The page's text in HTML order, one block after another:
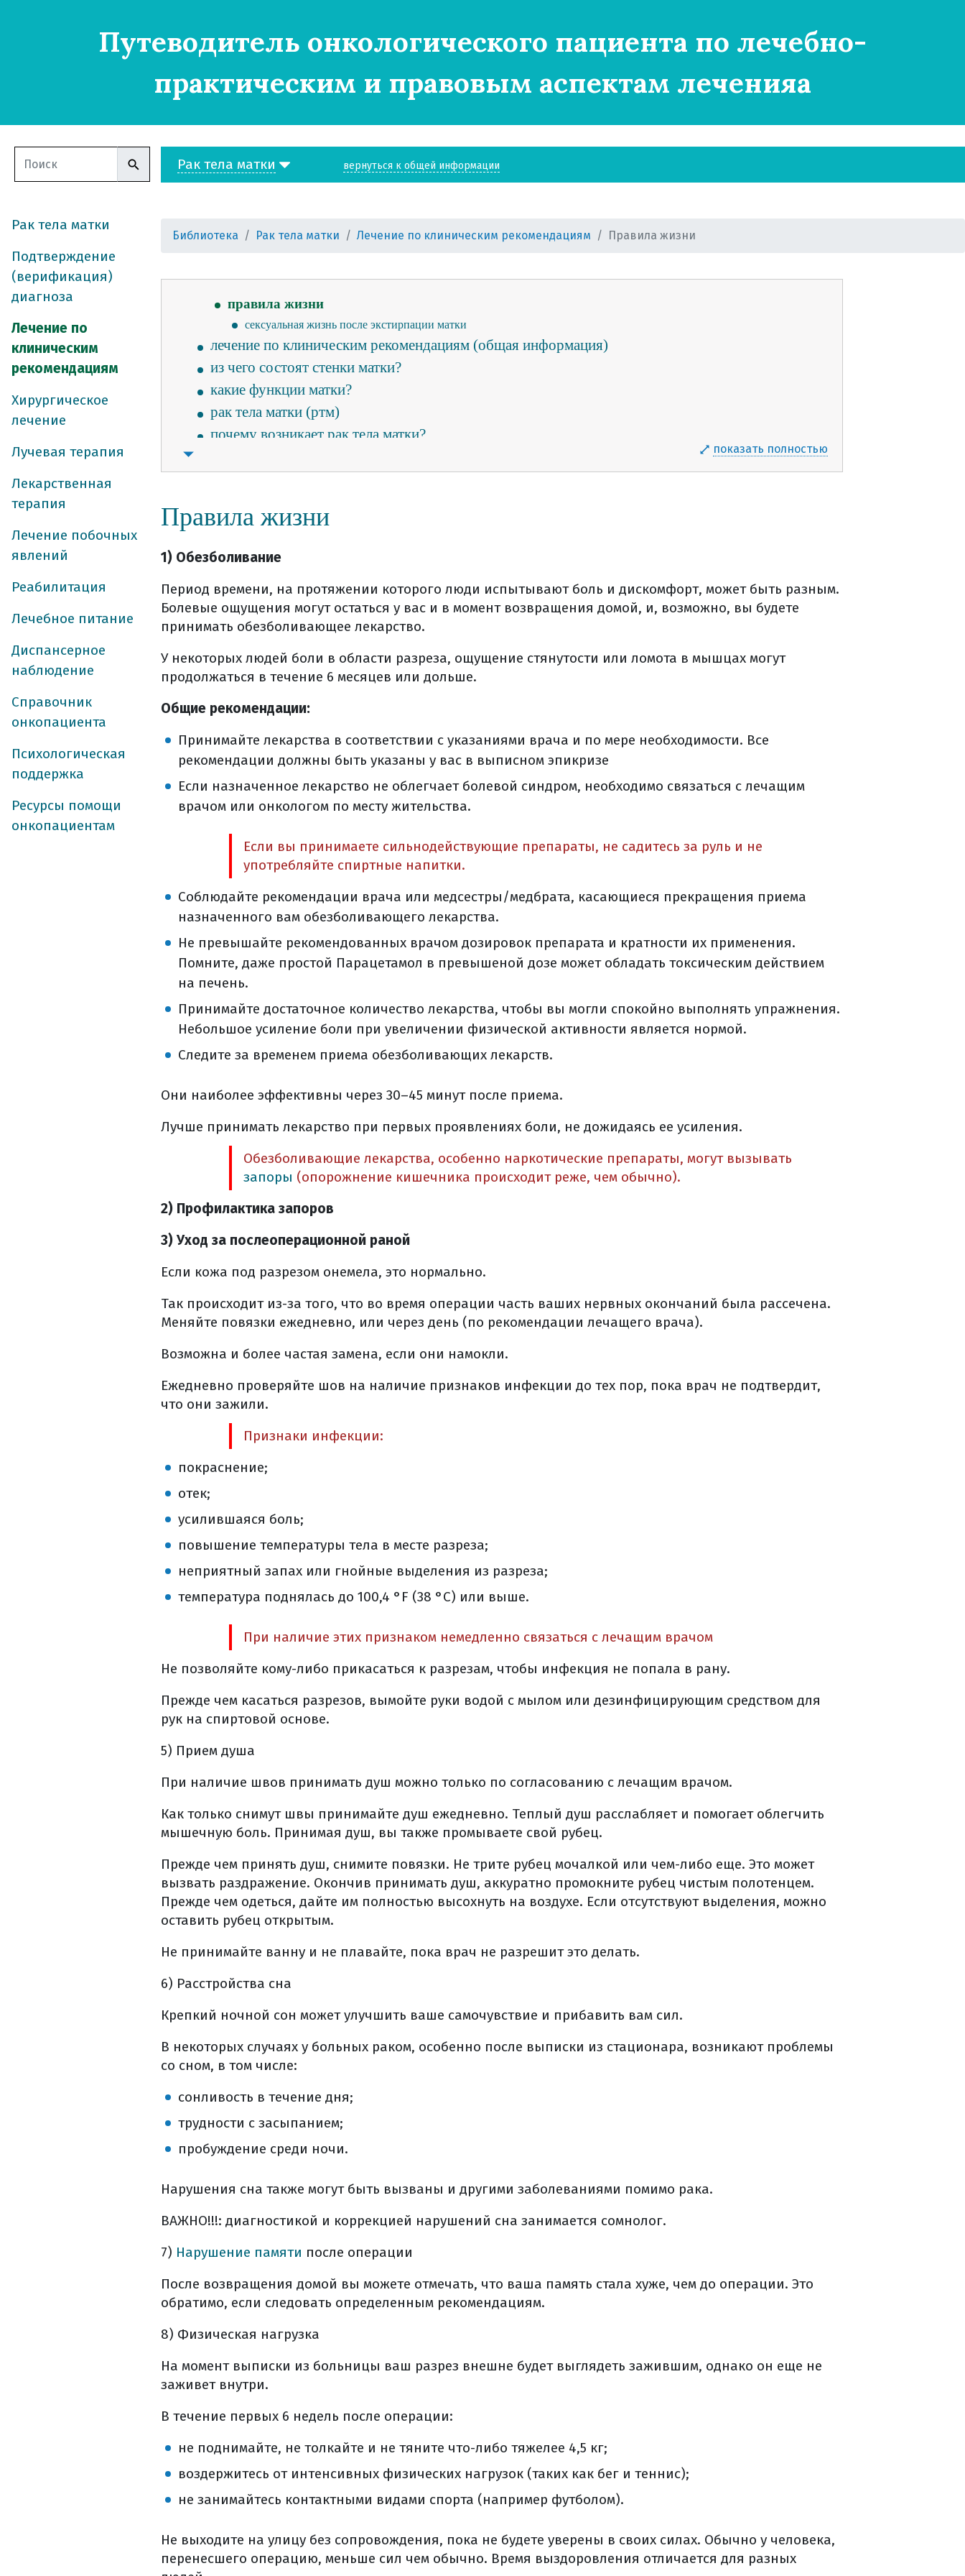
Путеводитель онкологического пациента по лечебно-
практическим и правовым аспектам леченияа
Рак тела матки
Подтверждение
(верификация)
диагноза
Лечение по
клиническим
рекомендациям
Хирургическое
лечение
Лучевая терапия
Лекарственная
терапия
Лечение побочных
явлений
Реабилитация
Лечебное питание
Диспансерное
наблюдение
Справочник
онкопациента
Психологическая
поддержка
Ресурсы помощи
онкопациентам
Рак тела матки вернуться к общей информации
Библиотека Рак тела матки Лечение по клиническим рекомендациям Правила жизни
рак тела матки
лечение по клиническим рекомендациям
правила жизни
сексуальная жизнь после экстирпации матки
лечение по клиническим рекомендациям (общая информация)
из чего состоят стенки матки?
какие функции матки?
рак тела матки (ртм)
почему возникает рак тела матки?
диагностка и верификация
как ртм метастазирует?
подтверждение (верификация) диагноза (общая информация)
этапы постановки диагноза
подозрение или выявление у больного онкологического заболевания
сбор данных
классификация опухоли и патоморфологическое заключение
молекулярно-генетическое тестирование: что это и зачем об этом нужно знать?
как получить свой морфологический материал?
где и как хранить дома гистологические стекла и блоки?
лечение рака тела матки
хирургическое лечение рака тела матки
лапароскопическая экстирпация матки с придатками
какие существуют противопоказания к операции?
робот-ассистированная экстирпация матки
операции влагалищным доступом
открытая (лапаротомная) экстирпация матки с придатками
накануне операции
в день операции
в больничной палате
хирургическое лечение (общая информация)
виды хирургического лечения
за две недели до операции
что взять с собой в больницу?
накануне операции
в день операции
ранняя активация
в больничной палате
борьба с болью
уход за послеоперационной раной
физическая нагрузка
особенности питания
лечебное питание (общая информация)
потребление жидкости во время лечения
что можно и нужно есть
общие правила питания во время лечения
лучевая терапия рака тела матки
как проходит дистанционная лучевая терапия при ртм?
какие возможны нежелательные последствия лучевой терапии?
реабилитация на фоне лучевой терапии ртм
особенности химиотерапии при ртм
основные схемы в химиотерапии ртм
основные побочные эффекты химиопрепаратов, применяемых в лечении рака тела матки
лучевая терапия (общая информация)
дистанционная лучевая терапия
контактная лучевая терапия (брахитерапия)
3d конформная лучевая терапия
лучевая терапия, корректируемая по изображениям (igrt)
стереотаксическая радиохирургия (срх)
общие противопоказания к лучевой терапии
питание на фоне лучевой терапии
лечение побочных явлений
лечение побочных эффектов на фоне комбинированного лечения
лечение побочных явлений (общая информация)
реабилитация
другие методы реабилитации
симптоматическая терапия
диспансерное наблюдение при ртм
диспансерное наблюдение (общая информация)
показать полностью
Правила жизни
1) Обезболивание
Период времени, на протяжении которого люди испытывают боль и дискомфорт, может быть разным.
Болевые ощущения могут остаться у вас и в момент возвращения домой, и, возможно, вы будете
принимать обезболивающее лекарство.
У некоторых людей боли в области разреза, ощущение стянутости или ломота в мышцах могут
продолжаться в течение 6 месяцев или дольше.
Общие рекомендации:
Принимайте лекарства в соответствии с указаниями врача и по мере необходимости. Все
рекомендации должны быть указаны у вас в выписном эпикризе
Если назначенное лекарство не облегчает болевой синдром, необходимо связаться с лечащим
врачом или онкологом по месту жительства.
Если вы принимаете сильнодействующие препараты, не садитесь за руль и не
употребляйте спиртные напитки.
Соблюдайте рекомендации врача или медсестры/медбрата, касающиеся прекращения приема
назначенного вам обезболивающего лекарства.
Не превышайте рекомендованных врачом дозировок препарата и кратности их применения.
Помните, даже простой Парацетамол в превышеной дозе может обладать токсическим действием
на печень.
Принимайте достаточное количество лекарства, чтобы вы могли спокойно выполнять упражнения.
Небольшое усиление боли при увеличении физической активности является нормой.
Следите за временем приема обезболивающих лекарств.
Они наиболее эффективны через 30–45 минут после приема.
Лучше принимать лекарство при первых проявлениях боли, не дожидаясь ее усиления.
Обезболивающие лекарства, особенно наркотические препараты, могут вызывать
запоры (опорожнение кишечника происходит реже, чем обычно).
2) Профилактика запоров
3) Уход за послеоперационной раной
Если кожа под разрезом онемела, это нормально.
Так происходит из-за того, что во время операции часть ваших нервных окончаний была рассечена.
Меняйте повязки ежедневно, или через день (по рекомендации лечащего врача).
Возможна и более частая замена, если они намокли.
Ежедневно проверяйте шов на наличие признаков инфекции до тех пор, пока врач не подтвердит,
что они зажили.
Признаки инфекции:
покраснение;
отек;
усилившаяся боль;
повышение температуры тела в месте разреза;
неприятный запах или гнойные выделения из разреза;
температура поднялась до 100,4 °F (38 °C) или выше.
При наличие этих признаком немедленно связаться с лечащим врачом
Не позволяйте кому-либо прикасаться к разрезам, чтобы инфекция не попала в рану.
Прежде чем касаться разрезов, вымойте руки водой с мылом или дезинфицирующим средством для
рук на спиртовой основе.
5) Прием душа
При наличие швов принимать душ можно только по согласованию с лечащим врачом.
Как только снимут швы принимайте душ ежедневно. Теплый душ расслабляет и помогает облегчить
мышечную боль. Принимая душ, вы также промываете свой рубец.
Прежде чем принять душ, снимите повязки. Не трите рубец мочалкой или чем-либо еще. Это может
вызвать раздражение. Окончив принимать душ, аккуратно промокните рубец чистым полотенцем.
Прежде чем одеться, дайте им полностью высохнуть на воздухе. Если отсутствуют выделения, можно
оставить рубец открытым.
Не принимайте ванну и не плавайте, пока врач не разрешит это делать.
6) Расстройства сна
Крепкий ночной сон может улучшить ваше самочувствие и прибавить вам сил.
В некоторых случаях у больных раком, особенно после выписки из стационара, возникают проблемы
со сном, в том числе:
сонливость в течение дня;
трудности с засыпанием;
пробуждение среди ночи.
Нарушения сна также могут быть вызваны и другими заболеваниями помимо рака.
ВАЖНО!!!: диагностикой и коррекцией нарушений сна занимается сомнолог.
7) Нарушение памяти после операции
После возвращения домой вы можете отмечать, что ваша память стала хуже, чем до операции. Это
обратимо, если следовать определенным рекомендациям.
8) Физическая нагрузка
На момент выписки из больницы ваш разрез внешне будет выглядеть зажившим, однако он еще не
заживет внутри.
В течение первых 6 недель после операции:
не поднимайте, не толкайте и не тяните что-либо тяжелее 4,5 кг;
воздержитесь от интенсивных физических нагрузок (таких как бег и теннис);
не занимайтесь контактными видами спорта (например футболом).
Не выходите на улицу без сопровождения, пока не будете уверены в своих силах. Обычно у человека,
перенесшего операцию, меньше сил чем обычно. Время выздоровления отличается для разных